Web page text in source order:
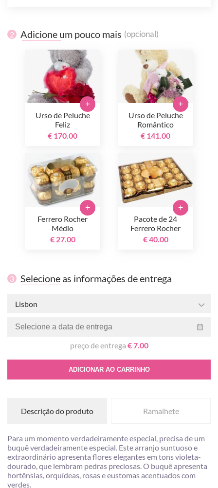
2 Adicione um pouco mais (opcional)
Urso de Peluche
Feliz
€ 170.00
+
Urso de Peluche
Romântico
€ 141.00
+
Ferrero Rocher
Médio
€ 27.00
+
Pacote de 24
Ferrero Rocher
€ 40.00
+
3 Selecione as informações de entrega
Lisbon
preço de entrega € 7.00
ADICIONAR AO CARRINHO
Descrição do produto Ramalhete
Para um momento verdadeiramente especial, precisa de um
buquê verdadeiramente especial. Este arranjo suntuoso e
extraordinário apresenta flores elegantes em tons violeta-
dourado, que lembram pedras preciosas. O buquê apresenta
hortênsias, orquídeas, rosas e eustomas acentuados com
verdes.